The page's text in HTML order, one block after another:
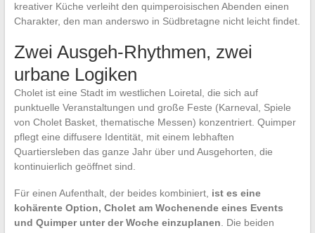
kreativer Küche verleiht den quimperoisischen Abenden einen
Charakter, den man anderswo in Südbretagne nicht leicht findet.
Zwei Ausgeh-Rhythmen, zwei
urbane Logiken
Cholet ist eine Stadt im westlichen Loiretal, die sich auf
punktuelle Veranstaltungen und große Feste (Karneval, Spiele
von Cholet Basket, thematische Messen) konzentriert. Quimper
pflegt eine diffusere Identität, mit einem lebhaften
Quartiersleben das ganze Jahr über und Ausgehorten, die
kontinuierlich geöffnet sind.
Für einen Aufenthalt, der beides kombiniert, ist es eine
kohärente Option, Cholet am Wochenende eines Events
und Quimper unter der Woche einzuplanen. Die beiden